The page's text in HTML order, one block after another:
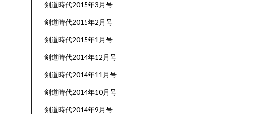
剣道時代2015年3月号
剣道時代2015年2月号
剣道時代2015年1月号
剣道時代2014年12月号
剣道時代2014年11月号
剣道時代2014年10月号
剣道時代2014年9月号